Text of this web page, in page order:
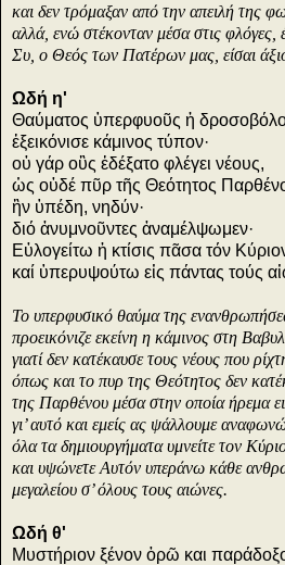
και δεν τρόμαξαν από την απειλή της
αλλά, ενώ στέκονταν μέσα στις φλόγες,
Συ, ο Θεός των Πατέρων μας, είσαι
Ωδή η'
Θαύματος ὑπερφυοῦς ἡ
ἐξεικόνισε κάμινος τύπον·
οὐ γάρ οὓς ἐδέξατο φλέγει νέους,
ὡς οὐδέ πῦρ τῆς Θεότητος
ἣν ὑπέδη, νηδύν·
διό ἀνυμνοῦντες ἀναμέλψωμεν·
Εὐλογείτω ἡ κτίσις πᾶσα τόν
καί ὑπερυψούτω εἰς πάντας τούς
Το υπερφυσικό θαύμα της
προεικόνιζε εκείνη η κάμινος στη
γιατί δεν κατέκαυσε τους νέους που
όπως και το πυρ της Θεότητος δεν
της Παρθένου μέσα στην οποία ήρεμα
γι’ αυτό και εμείς ας ψάλλουμε
όλα τα δημιουργήματα υμνείτε τον
και υψώνετε Αυτόν υπεράνω κάθε
μεγαλείου σ’ όλους τους αιώνες.
Ωδή θ'
Μυστήριον ξένον ὁρῶ και